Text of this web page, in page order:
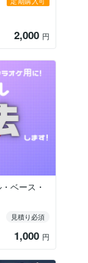
2,000 円
ベース・
見積り必須
1,000 円